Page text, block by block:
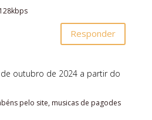
Responder
outubro de 2024 a partir do
pelo site, musicas de pagodes